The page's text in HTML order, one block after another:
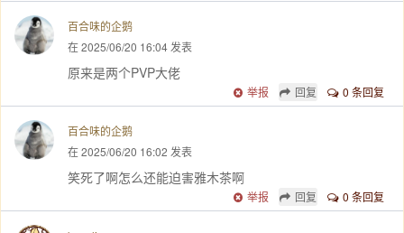
百合味的企鹅
在 2025/06/20 16:04 发表
原来是两个PVP大佬
0 条回复
回复
举报
百合味的企鹅
在 2025/06/20 16:02 发表
笑死了啊怎么还能迫害雅木茶啊
0 条回复
回复
举报